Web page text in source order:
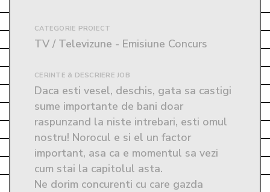
CATEGORIE PROIECT
TV / Televizune - Emisiune Concurs
CERINTE & DESCRIERE JOB
Daca esti vesel, deschis, gata sa castigi
sume importante de bani doar
raspunzand la niste intrebari, esti omul
nostru! Norocul e si el un factor
important, asa ca e momentul sa vezi
cum stai la capitolul asta.
Ne dorim concurenti cu care gazda